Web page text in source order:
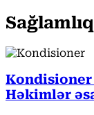
Sağlamlıq
Kondisioner
Həkimlər